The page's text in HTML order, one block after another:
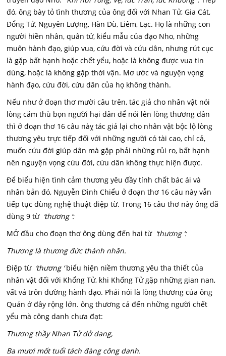
đó, ông bày tỏ tình thương của ông đối với Nhan Tử, Gia Cát,
Đổng Tử, Nguyên Lượng, Hàn Dù, Liêm, Lạc. Họ là những con
người hiền nhân, quân tử, kiểu mẫu của đạo Nho, những
muôn hành đạo, giúp vua, cứu đời và cứu dân, nhưng rút cục
là gặp bất hạnh hoặc chết yểu, hoặc là không được vua tin
dùng, hoặc là không gặp thời vận. Mơ ước và nguyện vọng
hành đạo, cứu đời, cứu dân của họ không thành.
Nếu như ở đoạn thơ mười câu trên, tác giả cho nhân vật nói
lòng căm thù bọn người hại dân để nói lên lòng thương dân
thì ở đoạn thơ 16 câu nàỵ tác giả lại cho nhân vật bộc lộ lòng
thương yêu trực tiếp đối với những người có tài cao, chí cả,
muốn cứu đời giúp dân mà gặp phải những rủi ro, bất hạnh
nên nguyện vọng cứu đời, cứu dân không thực hiện được.
Để biểu hiện tình cảm thương yêu đầy tính chất bác ái và
nhân bản đó, Nguyễn Đình Chiểu ở đoạn thơ 16 câu này vẫn
tiếp tục dùng nghệ thuật điệp từ. Trong 16 câu thơ này ông đã
dùng 9 từ ‘thương ‘:
MỞ đầu cho đoạn thơ ông dùng đến hai từ ‘thương ‘:
Thương là thương đức thánh nhân.
Điệp từ ‘thương ‘biểu hiện niềm thương yêu tha thiết của
nhân vật đối với Khổng Tử, khi Khống Tử gặp những gian nan,
vất vả trôn đường hành đạo. Phải nói là lòng thương của ông
Quán ở đây rộng lớn. ông thương cả đến những người chết
yểu mà công danh chưa đạt:
Thương thầy Nhan Tử dở dang,
Ba mươi mốt tuổi tách đàng công danh.